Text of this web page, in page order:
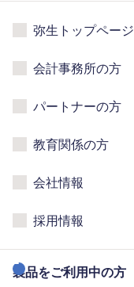
弥生トップページ
会計事務所の方
パートナーの方
教育関係の方
会社情報
採用情報
製品をご利用中の方